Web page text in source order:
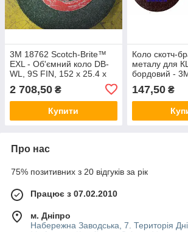
3M 18762 Scotch-Brite™
EXL - Об'ємний коло DB-
WL, 9S FIN, 152 x 25.4 x
2 708,50 ₴
Купити
Коло скотч-
металу для
бордовий -
Brite SC-DH,
147,50₴
Про нас
75% позитивних з 20 відгуків за рік
Працює з 07.02.2010
м. Дніпро
Набережна Заводська, 7. Територія